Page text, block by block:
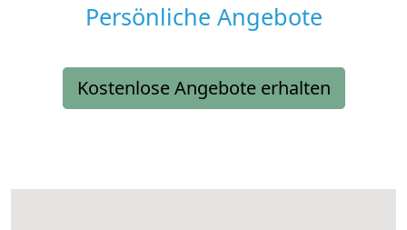
Persönliche Angebote
Kostenlose Angebote erhalten